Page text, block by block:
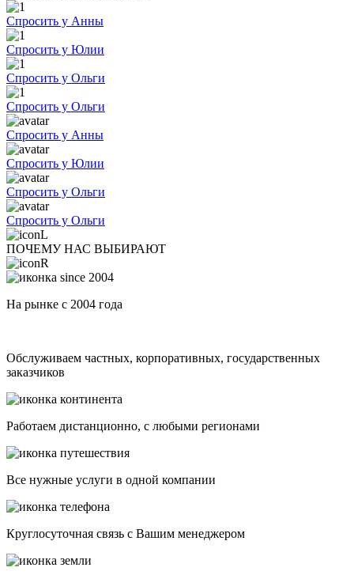
Спросить у Анны
Спросить у Юлии
Спросить у Ольги
Спросить у Ольги
Спросить у Анны
Спросить у Юлии
Спросить у Ольги
Спросить у Ольги
ПОЧЕМУ НАС ВЫБИРАЮТ
На рынке с 2004 года
Обслуживаем частных, корпоративных, государственных
заказчиков
Работаем дистанционно, с любыми регионами
Все нужные услуги в одной компании
Круглосуточная связь с Вашим менеджером